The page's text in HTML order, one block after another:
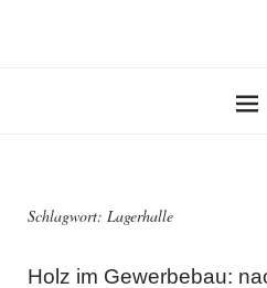
Schlagwort: Lagerhalle
Holz im Gewerbebau: